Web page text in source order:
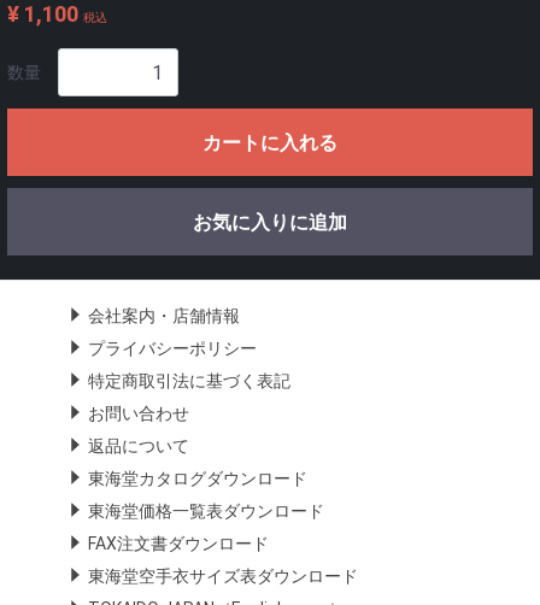
¥ 1,100 税込
数量
カートに入れる
お気に入りに追加
会社案内・店舗情報
プライバシーポリシー
特定商取引法に基づく表記
お問い合わせ
返品について
東海堂カタログダウンロード
東海堂価格一覧表ダウンロード
FAX注文書ダウンロード
東海堂空手衣サイズ表ダウンロード